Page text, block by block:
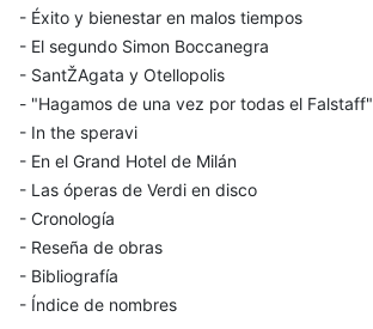
- Éxito y bienestar en malos tiempos
- El segundo Simon Boccanegra
- SantŽAgata y Otellopolis
- "Hagamos de una vez por todas el Falstaff"
- In the speravi
- En el Grand Hotel de Milán
- Las óperas de Verdi en disco
- Cronología
- Reseña de obras
- Bibliografía
- Índice de nombres